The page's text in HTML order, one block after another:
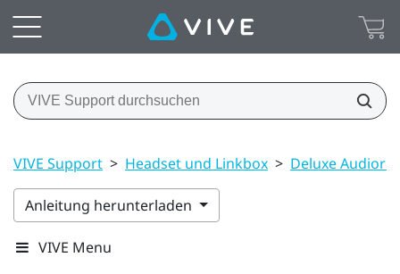
VIVE Support > Headset und Linkbox > Deluxe
Anleitung herunterladen
VIVE Menu